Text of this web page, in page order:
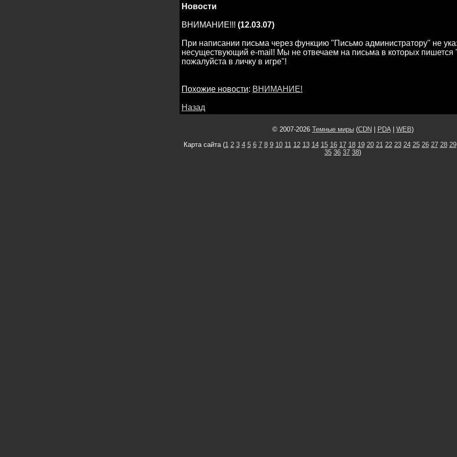
Новости
ВНИМАНИЕ!!! (12.03.07)
При написании письма через функцию "Письмо администратору" не
несуществующий e-mail! Мы не отвечаем на письма в которых пишется
пожалуйста в личку в игре"!
Похожие новости: ВНИМАНИЕ!
Назад
© 2007-2026 Темные миры(CDN PDA| WEB)
Карта сайта (1 2 3 4 5 6 7 8 9 10 11 12 13 14 15 16 17 18 19 20 21 22 23 24 25 26 27 28 29
35 36 37 38)